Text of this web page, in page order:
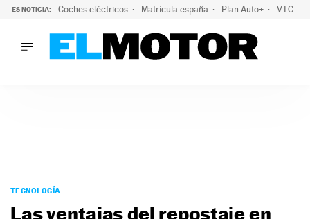
ES NOTICIA: Coches eléctricos Matrícula españa Plan Auto+ VTC
PODCAST
MOTOS
TECNOLOGÍA
Las ventajas del repostaje en